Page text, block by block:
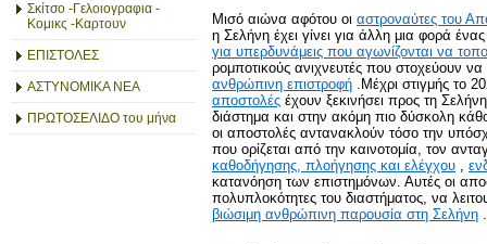
Σκίτσο -Γελοιογραφια -
Κομικς -Καρτουν
ΕΠΙΣΤΟΛΕΣ
ΑΣΤΥΝΟΜΙΚΑ ΝΕΑ
ΠΡΩΤΟΣΕΛΙΔΟ του μήνα
Μισό αιώνα αφότου οι αστροναύτες του
η Σελήνη έχει γίνει για άλλη μια φορά
για υπερδυνάμεις που αγωνίζονται να
ρομποτικούς ανιχνευτές που στοχεύουν
ανθρώπινη επιστροφή .Μέχρι στιγμής το
αποστολές έχουν ξεκινήσει προς τη
διάστημα και στην ακόμη πιο δύσκολη
οι αποστολές αντανακλούν τόσο την
που ορίζεται από την καινοτομία, τον
καθοδήγησης, πλοήγησης και ελέγχου ,
κατανόηση των επιστημόνων. Αυτές οι
πολυπλοκότητες του διαστήματος, να
βιώσιμη ανθρώπινη παρουσία στη Σελήνη .